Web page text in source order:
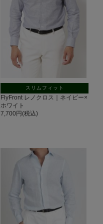
スリムフィット
FlyFront レノクロス｜ネイビー×
ホワイト
7,700円(税込)